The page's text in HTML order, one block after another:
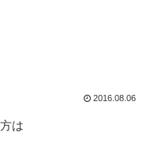
2016.08.06
は